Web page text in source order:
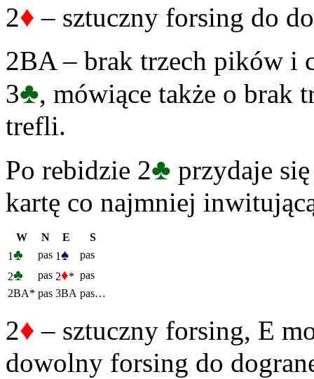
2♦ – sztuczny forsing do
2BA – brak trzech pików i
3♣, mówiące także o brak
trefli.
Po rebidzie 2♣ przydaje
kartę co najmniej
W N E
S
1♣ pas 1♠
pas
2♣ pas 2♦* pas
2BA* pas 3BA pas…
2♦ – sztuczny forsing, E
dowolny forsing do